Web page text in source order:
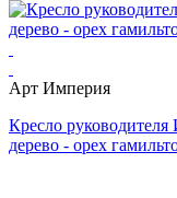
Арт Империя
Кресло руководителя
дерево - орех